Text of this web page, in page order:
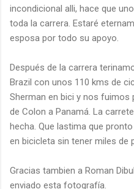
incondicional alli, hace que
toda la carrera. Estaré
esposa por todo su apoyo.
Después de la carrera
Brazil con unos 110 kms de
Sherman en bici y nos fuimos
de Colon a Panamá. La
hecha. Que lastima que
en bicicleta sin tener miles de
Gracias tambien a Roman
enviado esta fotografía.